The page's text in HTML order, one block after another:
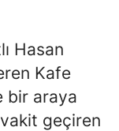
Şırnak
Bartın
Ardahan
Hasan
Kafe
bir araya
vakit geçiren